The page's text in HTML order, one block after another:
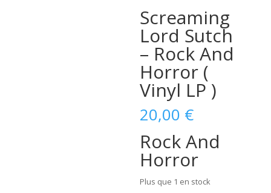
Screaming
Lord Sutch
– Rock And
Horror (
Vinyl LP )
20,00 €
Rock And
Horror
Plus que 1 en stock